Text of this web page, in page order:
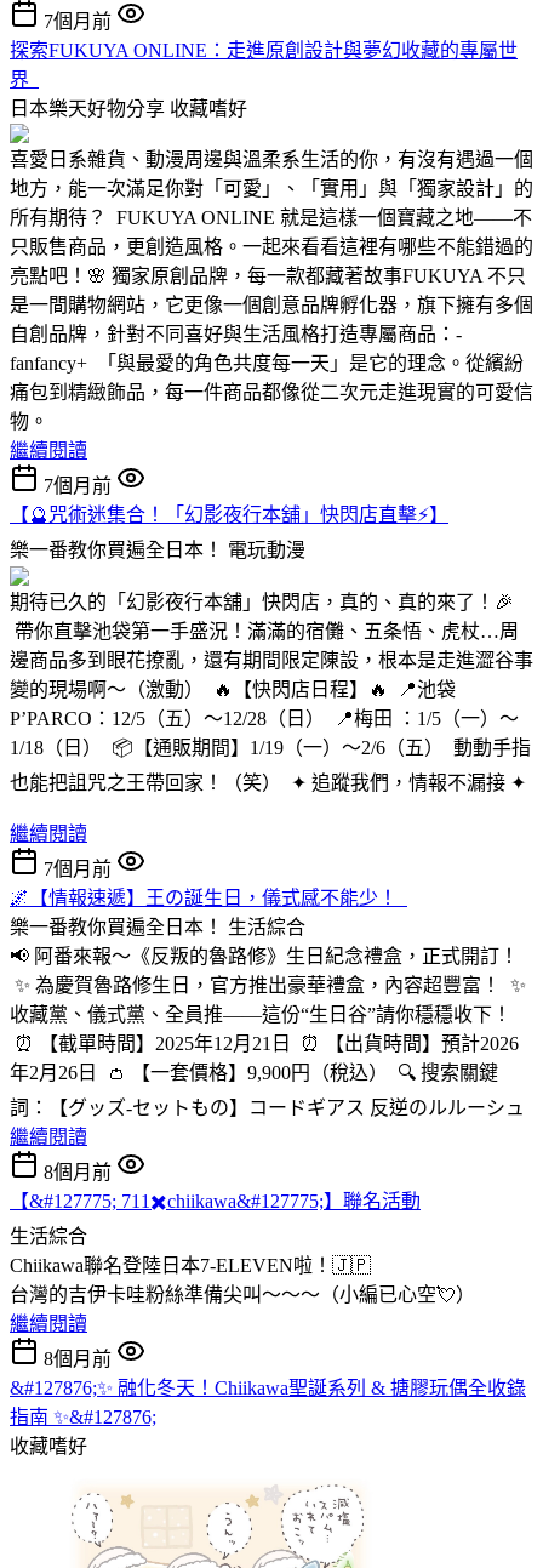
7個月前
探索FUKUYA ONLINE：走進原創設計與夢幻收藏的專屬世
界
日本樂天好物分享 收藏嗜好
喜愛日系雜貨、動漫周邊與溫柔系生活的你，有沒有遇過一個
地方，能一次滿足你對「可愛」、「實用」與「獨家設計」的
所有期待？ FUKUYA ONLINE 就是這樣一個寶藏之地——不
只販售商品，更創造風格。一起來看看這裡有哪些不能錯過的
亮點吧！🌸 獨家原創品牌，每一款都藏著故事FUKUYA 不只
是一間購物網站，它更像一個創意品牌孵化器，旗下擁有多個
自創品牌，針對不同喜好與生活風格打造專屬商品：-
fanfancy+ 「與最愛的角色共度每一天」是它的理念。從繽紛
痛包到精緻飾品，每一件商品都像從二次元走進現實的可愛信
物。
繼續閱讀
7個月前
【🔮咒術迷集合！「幻影夜行本舖」快閃店直擊⚡️】
樂一番教你買遍全日本！ 電玩動漫
期待已久的「幻影夜行本舖」快閃店，真的、真的來了！🎉
帶你直擊池袋第一手盛況！滿滿的宿儺、五条悟、虎杖…周
邊商品多到眼花撩亂，還有期間限定陳設，根本是走進澀谷事
變的現場啊～（激動） 🔥【快閃店日程】🔥 📍池袋
P’PARCO：12/5（五）～12/28（日） 📍梅田 ：1/5（一）～
1/18（日） 📦【通販期間】1/19（一）～2/6（五） 動動手指
也能把詛咒之王帶回家！（笑） ✦ 追蹤我們，情報不漏接 ✦
繼續閱讀
7個月前
🌌【情報速遞】王の誕生日，儀式感不能少！
樂一番教你買遍全日本！ 生活綜合
📢 阿番來報～《反叛的魯路修》生日紀念禮盒，正式開訂！
✨ 為慶賀魯路修生日，官方推出豪華禮盒，內容超豐富！ ✨
收藏黨、儀式黨、全員推——這份“生日谷”請你穩穩收下！
⏰ 【截單時間】2025年12月21日 ⏰ 【出貨時間】預計2026
年2月26日 👛 【一套價格】9,900円（稅込） 🔍 搜索關鍵
詞：【グッズ-セットもの】コードギアス 反逆のルルーシュ
繼續閱讀
8個月前
【&#127775; 711✖️chiikawa&#127775;】聯名活動
生活綜合
Chiikawa聯名登陸日本7-ELEVEN啦！🇯🇵
台灣的吉伊卡哇粉絲準備尖叫～～～（小編已心空💘）
繼續閱讀
8個月前
&#127876;✨ 融化冬天！Chiikawa聖誕系列 & 搪膠玩偶全收錄
指南 ✨&#127876;
收藏嗜好